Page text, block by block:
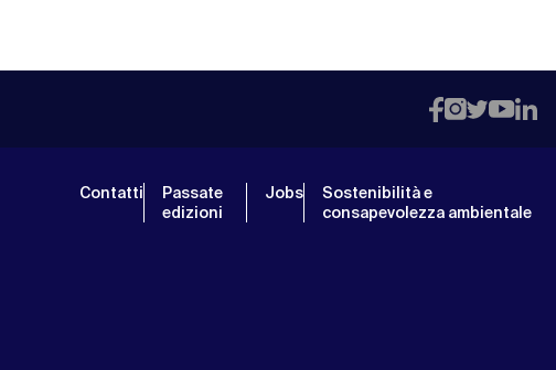
Contatti
Passate
edizioni
Jobs
Sostenibilità e
consapevolezza ambientale